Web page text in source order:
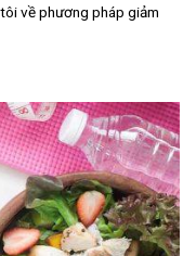
về phương pháp giảm